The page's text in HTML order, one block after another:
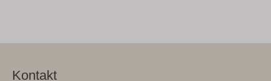
Kontakt